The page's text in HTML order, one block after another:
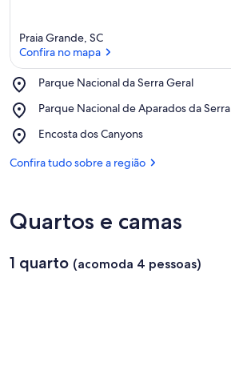
Praia Grande, SC
Confira no mapa
Parque Nacional da Serra Geral
Place,
Nacional
Serra
Parque Nacional de Aparados da Serra
Place,
Nacional
Aparados
Encosta dos Canyons
Place,
dos
Confira tudo sobre a região
Quartos e camas
1 quarto (acomoda 4 pessoas)